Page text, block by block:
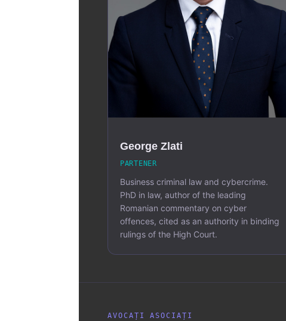
George Zlati
PARTENER
Business criminal law and cybercrime.
PhD in law, author of the leading
Romanian commentary on cyber
offences, cited as an authority in binding
rulings of the High Court.
AVOCAȚI ASOCIAȚI